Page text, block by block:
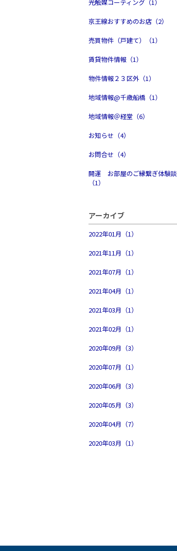
光触媒コーティング（1）
京王線おすすめのお店（2）
売買物件（戸建て）（1）
賃貸物件情報（1）
物件情報２３区外（1）
地域情報@千歳船橋（1）
地域情報＠経堂（6）
お知らせ（4）
お問合せ（4）
開運 お部屋のご縁繋ぎ体験談
（1）
アーカイブ
2022年01月（1）
2021年11月（1）
2021年07月（1）
2021年04月（1）
2021年03月（1）
2021年02月（1）
2020年09月（3）
2020年07月（1）
2020年06月（3）
2020年05月（3）
2020年04月（7）
2020年03月（1）